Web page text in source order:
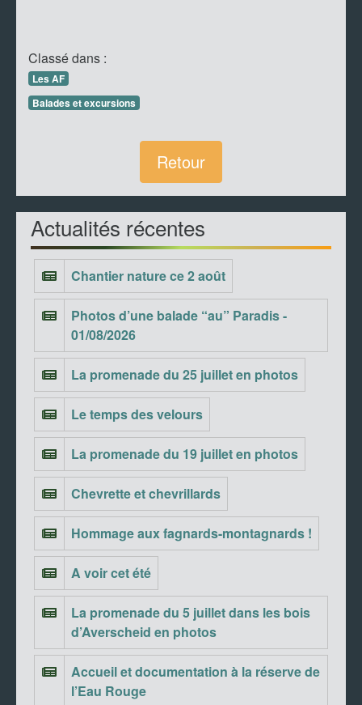
Classé dans :
Les AF
Balades et excursions
Retour
Actualités récentes
Chantier nature ce 2 août
Photos d’une balade “au” Paradis -
01/08/2026
La promenade du 25 juillet en photos
Le temps des velours
La promenade du 19 juillet en photos
Chevrette et chevrillards
Hommage aux fagnards-montagnards !
A voir cet été
La promenade du 5 juillet dans les bois
d’Averscheid en photos
Accueil et documentation à la réserve de
l’Eau Rouge